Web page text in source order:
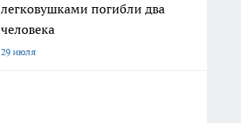
легковушками погибли два
человека
29 июля